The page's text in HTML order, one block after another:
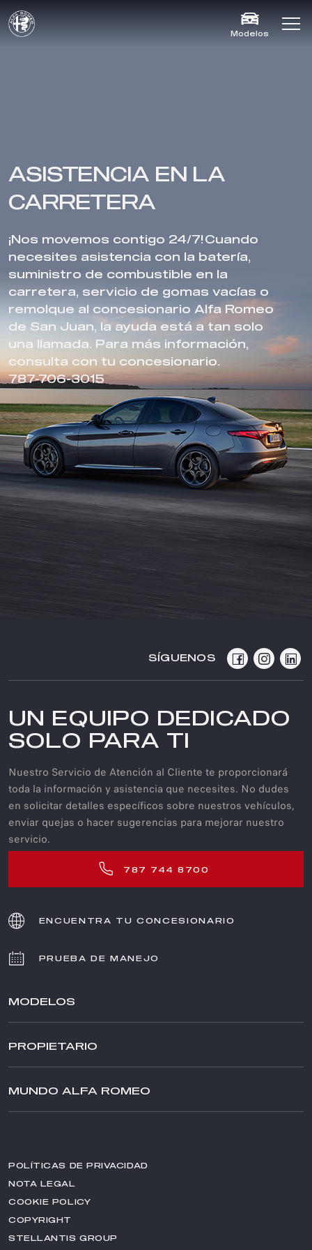
Modelos
ASISTENCIA EN LA
CARRETERA
¡Nos movemos contigo 24/7! Cuando
necesites asistencia con la batería,
suministro de combustible en la
carretera, servicio de gomas vacías o
remolque al concesionario Alfa Romeo
de San Juan, la ayuda está a tan solo
una llamada. Para más información,
consulta con tu concesionario.
787-706-3015
SÍGUENOS
UN EQUIPO DEDICADO
SOLO PARA TI​
Nuestro Servicio de Atención al Cliente te proporcionará
toda la información y asistencia que necesites. No dudes
en solicitar detalles específicos sobre nuestros vehículos,
enviar quejas o hacer sugerencias para mejorar nuestro
servicio.
787 744 8700
ENCUENTRA TU CONCESIONARIO
PRUEBA DE MANEJO
MODELOS
STELVIO
GIULIA
PROPIETARIO
VIDEO CHECK
ACCESORIOS
ACCESORIOS
MUNDO ALFA ROMEO
ALFA ROMEO MUSEUM
POLÍTICAS DE PRIVACIDAD
NOTA LEGAL
COOKIE POLICY
COPYRIGHT
STELLANTIS GROUP